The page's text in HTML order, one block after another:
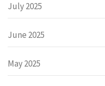
July 2025
June 2025
May 2025